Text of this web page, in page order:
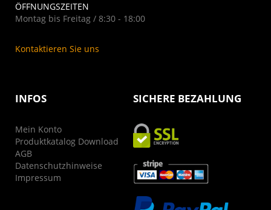
ÖFFNUNGSZEITEN
Montag bis Freitag / 8:30 - 18:00
Kontaktieren Sie uns
INFOS
Mein Konto
Produktkatalog Download
AGB
Datenschutzhinweise
Impressum
SICHERE BEZAHLUNG